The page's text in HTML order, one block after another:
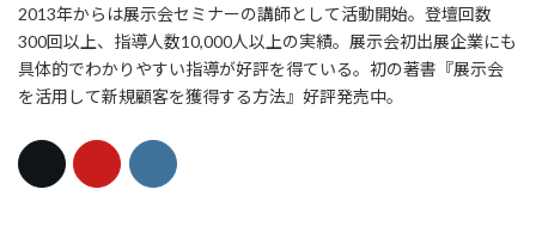
2013年からは展示会セミナーの講師として活動開始。登壇回数
300回以上、指導人数10,000人以上の実績。展示会初出展企業にも
具体的でわかりやすい指導が好評を得ている。初の著書『展示会
を活用して新規顧客を獲得する方法』好評発売中。